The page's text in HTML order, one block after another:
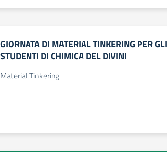
GIORNATA DI MATERIAL TINKERING PER GLI
STUDENTI DI CHIMICA DEL DIVINI
Material Tinkering